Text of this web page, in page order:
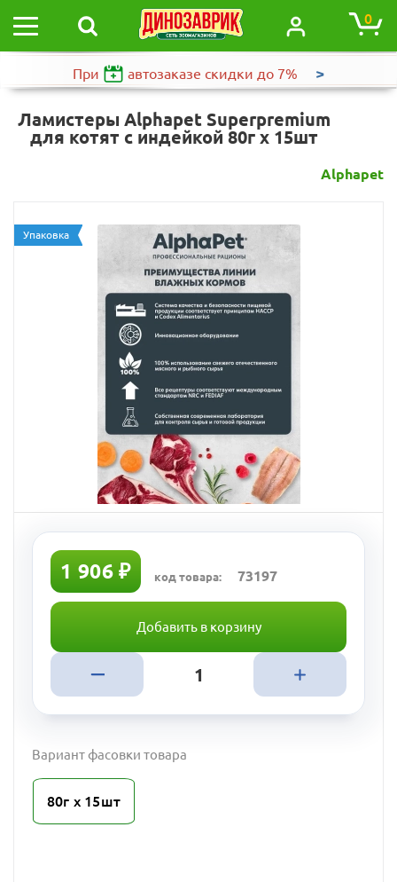
0
При автозаказе скидки до 7% >
Ламистеры Alphapet Superpremium
для котят с индейкой 80г х 15шт
Alphapet
Упаковка
1 906 ₽ код товара: 73197
Добавить в корзину
Вариант фасовки товара
80г х 15шт